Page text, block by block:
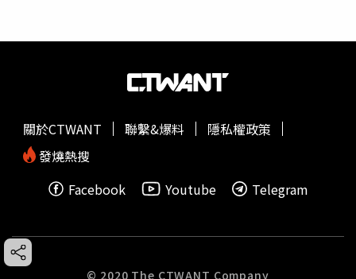
關於CTWANT 聯繫&爆料
隱私權政策
發燒熱搜
Facebook
Youtube Telegram
© 2020 The CTWANT Company